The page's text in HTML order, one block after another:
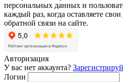
персональных данных и
каждый раз, когда оставляете
обратной связи на сайте.
Авторизация
У вас нет аккаунта?
Логин